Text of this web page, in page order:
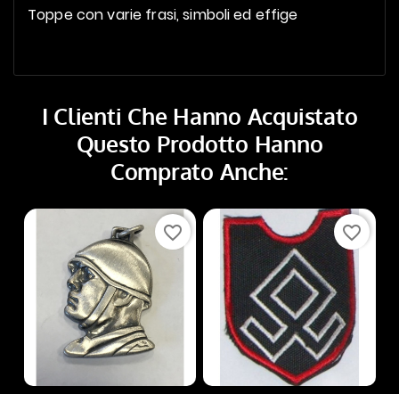
Toppe con varie frasi, simboli ed effige
I Clienti Che Hanno Acquistato
Questo Prodotto Hanno
Comprato Anche:
favorite_border favorite_border